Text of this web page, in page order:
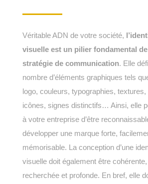
Véritable ADN de votre société,
visuelle est un pilier fondamental
stratégie de communication. Elle
nombre d’éléments graphiques tels
logo, couleurs, typographies, textures,
icônes, signes distinctifs… Ainsi, elle
à votre entreprise d’être
développer une marque forte,
mémorisable. La conception d’une
visuelle doit également être cohérente,
recherchée et profonde. En bref, elle